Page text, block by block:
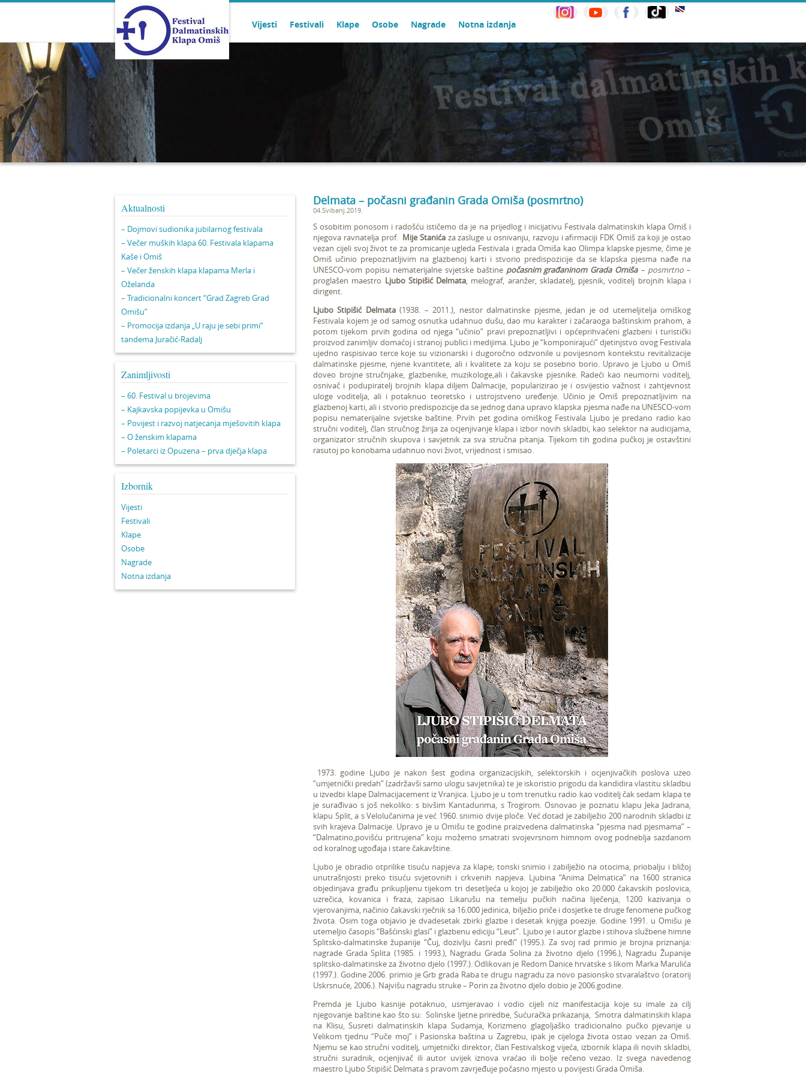
Vijesti Festivali Klape Osobe Nagrade Notna izdanja
Aktualnosti
– Dojmovi sudionika jubilarnog festivala
– Večer muških klapa 60. Festivala klapama
Kaše i Omiš
– Večer ženskih klapa klapama Merla i
Oželanda
– Tradicionalni koncert “Grad Zagreb Grad
Omišu”
– Promocija izdanja „U raju je sebi primi“
tandema Juračić-Radalj
Zanimljivosti
– 60. Festival u brojevima
– Kajkavska popijevka u Omišu
– Povijest i razvoj natjecanja mješovitih klapa
– O ženskim klapama
– Poletarci iz Opuzena – prva dječja klapa
Izbornik
Vijesti
Festivali
Klape
Osobe
Nagrade
Notna izdanja
Delmata – počasni građanin Grada Omiša (posmrtno)
04.Svibanj.2019.
S osobitim ponosom i radošću ističemo da je na prijedlog i inicijativu Festivala dalmatinskih klapa Omiš i
njegova ravnatelja prof. Mije Stanićaza zasluge u osnivanju, razvoju i afirmaciji FDK Omiš za koji je ostao
vezan cijeli svoj život te za promicanjeugleda Festivala i grada Omiša kao Olimpa klapske pjesme, čime je
Omiš učinio prepoznatljivim na glazbenoj karti i stvorio predispozicije da se klapska pjesma nađe na
UNESCO-vom popisu nematerijalne svjetske baštine počasnim građaninom Grada Omiša– posmrtno –
proglašen maestro Ljubo Stipišić Delmata, melograf, aranžer, skladatelj, pjesnik, voditelj brojnih klapa i
dirigent.
Ljubo Stipišić Delmata(1938. – 2011.), nestor dalmatinske pjesme, jedan je od utemeljitelja omiškog
Festivala kojem je od samog osnutka udahnuo dušu, dao mu karakter i začaraoga baštinskim prahom, a
potom tijekom prvih godina od njega “učinio” pravi prepoznatljivi i općeprihvaćeni glazbeni i turistički
proizvod zanimljiv domaćoj i stranoj publici i medijima. Ljubo je “komponirajući” djetinjstvo ovog Festivala
ujedno raspisivao terce koje su vizionarski i dugoročno odzvonile u povijesnom kontekstu revitalizacije
dalmatinske pjesme, njene kvantitete, ali i kvalitete za koju se posebno borio. Upravo je Ljubo u Omiš
doveo brojne stručnjake, glazbenike, muzikologe,ali i čakavske pjesnike. Radeći kao neumorni voditelj,
osnivač i podupiratelj brojnih klapa diljem Dalmacije, popularizirao je i osvijestio važnost i zahtjevnost
uloge voditelja, ali i potaknuo teoretsko i ustrojstveno uređenje. Učinio je Omiš prepoznatljivim na
glazbenoj karti, ali i stvorio predispozicije da se jednog dana upravo klapska pjesma nađe na UNESCO-vom
popisu nematerijalne svjetske baštine. Prvih pet godina omiškog Festivala Ljubo je predano radio kao
stručni voditelj, član stručnog žirija za ocjenjivanje klapa i izbor novih skladbi, kao selektor na audicijama,
organizator stručnih skupova i savjetnik za sva stručna pitanja. Tijekom tih godina pučkoj je ostavštini
rasutoj po konobama udahnuo novi život, vrijednost i smisao.
1973. godine Ljubo je nakon šest godina organizacijskih, selektorskih i ocjenjivačkih poslova uzeo
“umjetnički predah” (zadržavši samo ulogu savjetnika) te je iskoristio prigodu da kandidira vlastitu skladbu
u izvedbi klape Dalmacijacement iz Vranjica. Ljubo je u tom trenutku radio kao voditelj čak sedam klapa te
je surađivao s još nekoliko: s bivšim Kantadurima, s Trogirom. Osnovao je poznatu klapu Jeka Jadrana,
klapu Split, a s Velolučanima je već 1960. snimio dvije ploče. Već dotad je zabilježio 200 narodnih skladbi iz
svih krajeva Dalmacije. Upravo je u Omišu te godine praizvedena dalmatinska “pjesma nad pjesmama” –
“Dalmatino,povišću pritrujena” koju možemo smatrati svojevrsnom himnom ovog podneblja sazdanom
od koralnog ugođaja i stare čakavštine.
Ljubo je obradio otprilike tisuću napjeva za klape; tonski snimio i zabilježio na otocima, priobalju i bližoj
unutrašnjosti preko tisuću svjetovnih i crkvenih napjeva. Ljubina “Anima Delmatica” na 1600 stranica
objedinjava građu prikupljenu tijekom tri desetljeća u kojoj je zabilježio oko 20.000 čakavskih poslovica,
uzrečica, kovanica i fraza, zapisao Likarušu na temelju pučkih načina liječenja, 1200 kazivanja o
vjerovanjima, načinio čakavski rječnik sa 16.000 jedinica, bilježio priče i dosjetke te druge fenomene pučkog
života. Osim toga objavio je dvadesetak zbirki glazbe i desetak knjiga poezije. Godine 1991. u Omišu je
utemeljio časopis “Bašćinski glasi” i glazbenu ediciju “Leut”. Ljubo je i autor glazbe i stihova službene himne
Splitsko-dalmatinske županije “Čuj, dozivlju časni pređi” (1995.). Za svoj rad primio je brojna priznanja:
nagrade Grada Splita (1985. i 1993.), Nagradu Grada Solina za životno djelo (1996.), Nagradu Županije
splitsko-dalmatinske za životno djelo (1997.). Odlikovan je Redom Danice hrvatske s likom Marka Marulića
(1997.). Godine 2006. primio je Grb grada Raba te drugu nagradu za novo pasionsko stvaralaštvo (oratorij
Uskrsnuće, 2006.). Najvišu nagradu struke – Porin za životno djelo dobio je 2006.godine.
Premda je Ljubo kasnije potaknuo, usmjeravao i vodio cijeli niz manifestacija koje su imale za cilj
njegovanje baštine kao što su: Solinske ljetne priredbe, Sućuračka prikazanja, Smotra dalmatinskih klapa
na Klisu, Susreti dalmatinskih klapa Sudamja, Korizmeno glagoljaško tradicionalno pučko pjevanje u
Velikom tjednu “Puče moj” i Pasionska baština u Zagrebu, ipak je cijeloga života ostao vezan za Omiš.
Njemu se kao stručni voditelj, umjetnički direktor, član Festivalskog vijeća, izbornik klapa ili novih skladbi,
stručni suradnik, ocjenjivač ili autor uvijek iznova vraćao ili bolje rečeno vezao. Iz svega navedenog
maestro Ljubo Stipišić Delmata s pravom zavrjeđuje počasno mjesto u povijesti Grada Omiša.